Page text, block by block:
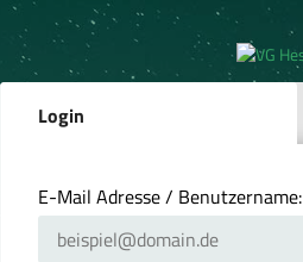
Login
E-Mail Adresse / Benutzername: